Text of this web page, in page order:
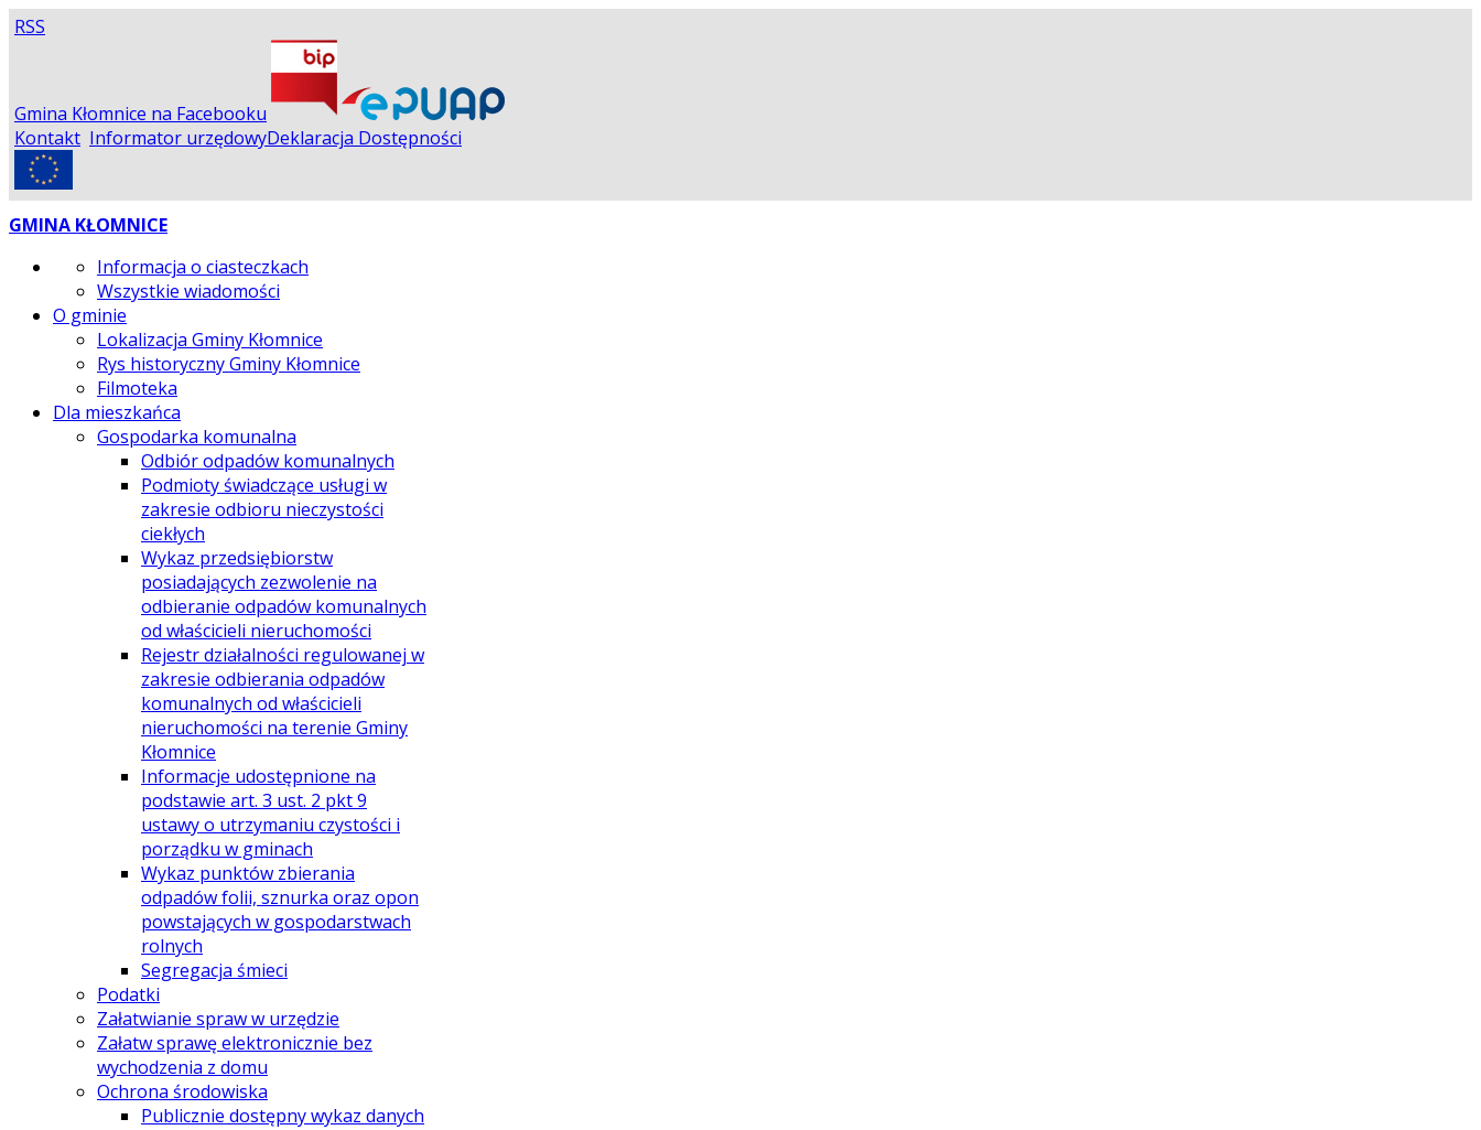
RSS
Gmina Kłomnice na Facebooku
Kontakt Informator urzędowyDeklaracja Dostępności
GMINA KŁOMNICE
Informacja o ciasteczkach
Wszystkie wiadomości
O gminie
Lokalizacja Gminy Kłomnice
Rys historyczny Gminy Kłomnice
Filmoteka
Dla mieszkańca
Gospodarka komunalna
Odbiór odpadów komunalnych
Podmioty świadczące usługi w
zakresie odbioru nieczystości
ciekłych
Wykaz przedsiębiorstw
posiadających zezwolenie na
odbieranie odpadów komunalnych
od właścicieli nieruchomości
Rejestr działalności regulowanej w
zakresie odbierania odpadów
komunalnych od właścicieli
nieruchomości na terenie Gminy
Kłomnice
Informacje udostępnione na
podstawie art. 3 ust. 2 pkt 9
ustawy o utrzymaniu czystości i
porządku w gminach
Wykaz punktów zbierania
odpadów folii, sznurka oraz opon
powstających w gospodarstwach
rolnych
Segregacja śmieci
Podatki
Załatwianie spraw w urzędzie
Załatw sprawę elektronicznie bez
wychodzenia z domu
Ochrona środowiska
Publicznie dostępny wykaz danych